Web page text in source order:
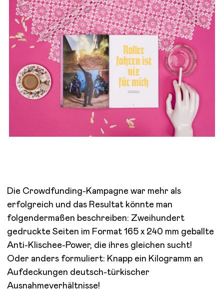
Die Crowdfunding-Kampagne war mehr als
erfolgreich und das Resultat könnte man
folgendermaßen beschreiben: Zweihundert
gedruckte Seiten im Format 165 x 240 mm geballte
Anti-Klischee-Power, die ihres gleichen sucht!
Oder anders formuliert: Knapp ein Kilogramm an
Aufdeckungen deutsch-türkischer
Ausnahmeverhältnisse!